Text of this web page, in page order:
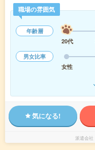
職場の雰囲気
年齢層
20代
男女比率
女性
気になる!
派遣会社